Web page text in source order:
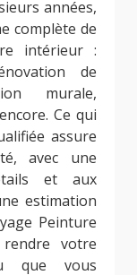
années,
complète de
intérieur :
de
murale,
Ce qui
assure
avec une
et aux
estimation
Peinture
votre
que vous